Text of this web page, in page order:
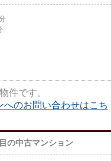
件です。
のお問い合わせはこち
の中古マンション